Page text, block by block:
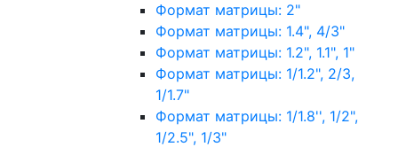
Формат матрицы: 2"
Формат матрицы: 1.4", 4/3"
Формат матрицы: 1.2", 1.1", 1"
Формат матрицы: 1/1.2", 2/3,
1/1.7"
Формат матрицы: 1/1.8'', 1/2",
1/2.5", 1/3"